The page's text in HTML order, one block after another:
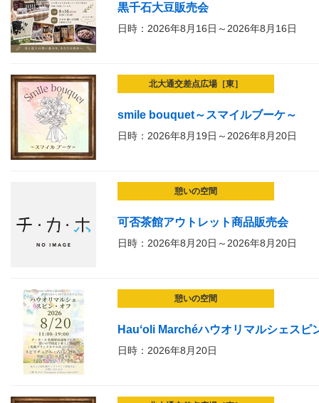
黒千石大豆販売会
日時：2026年8月16日～2026年8月16日
北大通交差点広場［東］
smile bouquet～スマイルブーケ～
日時：2026年8月19日～2026年8月20日
憩いの空間
可否茶館アウトレット商品販売会
日時：2026年8月20日～2026年8月20日
憩いの空間
Hauʻoli Marchéハウオリマルシェスピ
日時：2026年8月20日